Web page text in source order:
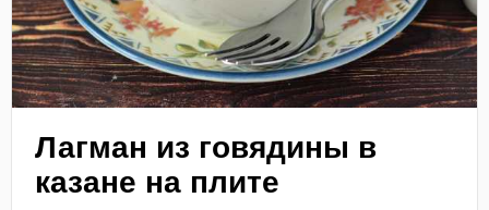
Лагман из говядины в
казане на плите